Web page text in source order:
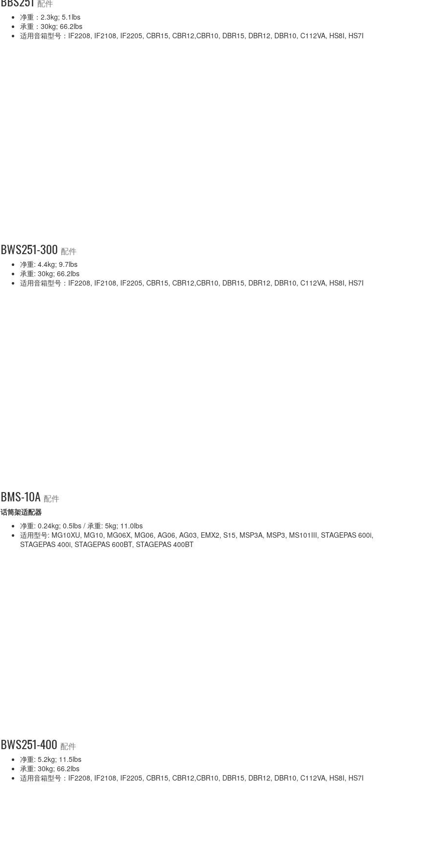
配件
净重：2.3kg; 5.1lbs
承重：30kg; 66.2lbs
适用音箱型号：IF2208, IF2108, IF2205, CBR15, CBR12,CBR10, DBR15, DBR12, DBR10, C112VA, HS8I, HS7I
BWS251-300 配件
净重: 4.4kg; 9.7lbs
承重: 30kg; 66.2lbs
适用音箱型号：IF2208, IF2108, IF2205, CBR15, CBR12,CBR10, DBR15, DBR12, DBR10, C112VA, HS8I, HS7I
BMS-10A 配件
话筒架适配器
净重: 0.24kg; 0.5lbs / 承重: 5kg; 11.0lbs
适用型号: MG10XU, MG10, MG06X, MG06, AG06, AG03, EMX2, S15, MSP3A, MSP3, MS101III, STAGEPAS 600i,
STAGEPAS 400i, STAGEPAS 600BT, STAGEPAS 400BT
BWS251-400 配件
净重: 5.2kg; 11.5lbs
承重: 30kg; 66.2lbs
适用音箱型号：IF2208, IF2108, IF2205, CBR15, CBR12,CBR10, DBR15, DBR12, DBR10, C112VA, HS8I, HS7I